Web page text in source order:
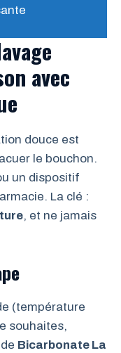
avec
douce est
le bouchon.
un dispositif
La clé :
, et ne jamais
(température
souhaites,
Bicarbonate La